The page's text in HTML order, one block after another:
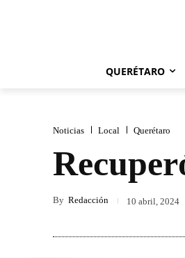
QUERÉTARO
Noticias Local Querétaro
By Redacción 10 abril, 2024